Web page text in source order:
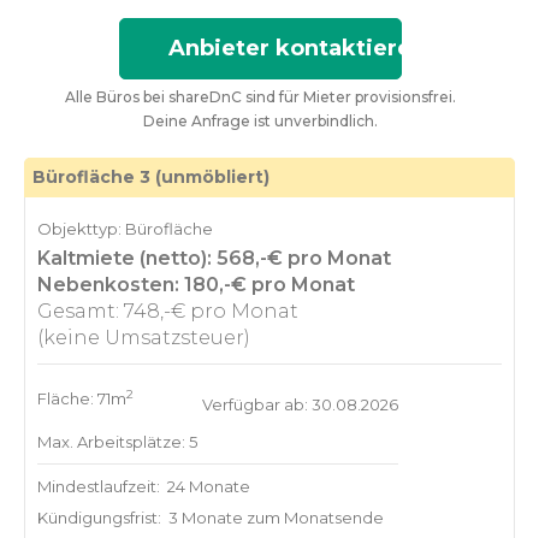
Anbieter kontaktieren
Alle Büros bei shareDnC sind für Mieter provisionsfrei.
Deine Anfrage ist unverbindlich.
Bürofläche 3 (unmöbliert)
Objekttyp: Bürofläche
Kaltmiete (netto): 568,-€ pro Monat
Nebenkosten: 180,-€ pro Monat
Gesamt: 748,-€ pro Monat
(keine Umsatzsteuer)
Fläche: 71m2
Max. Arbeitsplätze: 5
Verfügbar ab: 30.08.2026
Mindestlaufzeit: 24 Monate
Kündigungsfrist: 3 Monate zum Monatsende